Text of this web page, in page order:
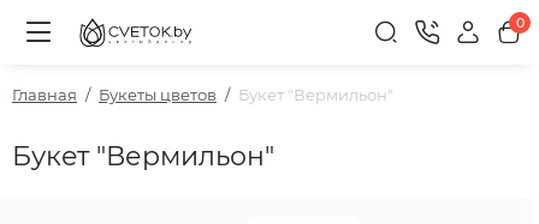
0
Главная Букеты цветов Букет "Вермильон"
Букет "Вермильон"